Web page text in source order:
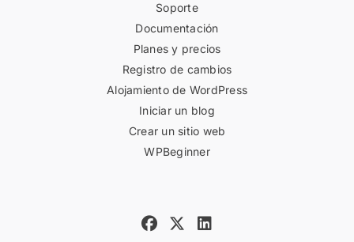
Soporte
Documentación
Planes y precios
Registro de cambios
Alojamiento de WordPress
Iniciar un blog
Crear un sitio web
WPBeginner